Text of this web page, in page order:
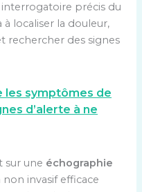
précis du
localiser la douleur,
rechercher des signes
les symptômes de
d’alerte à ne
sur une échographie
non invasif efficace